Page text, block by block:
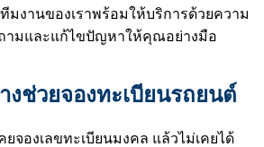
มงานของเราพร้อมให้บริการด้วยความ
ามและแก้ไขปัญหาให้คุณอย่างมือ
งช่วยจองทะเบียนรถยนต์
ยจองเลขทะเบียนมงคล แล้วไม่เคยได้